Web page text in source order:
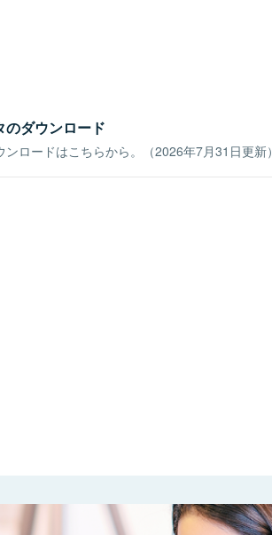
のダウンロード
ロードはこちらから。（2026年7月31日更新）